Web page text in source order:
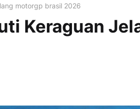
motorgp brasil 2026
Keraguan